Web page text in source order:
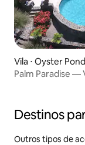
Vila ⋅ Oyster Pond
Palm Paradise —
Destinos
Outros tipos de